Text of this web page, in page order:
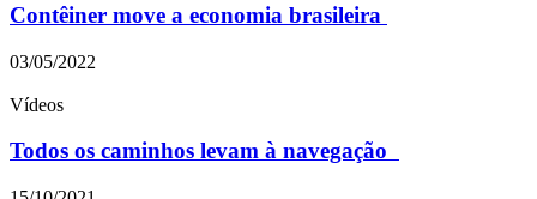
Contêiner move a economia brasileira
03/05/2022
Vídeos
Todos os caminhos levam à navegação